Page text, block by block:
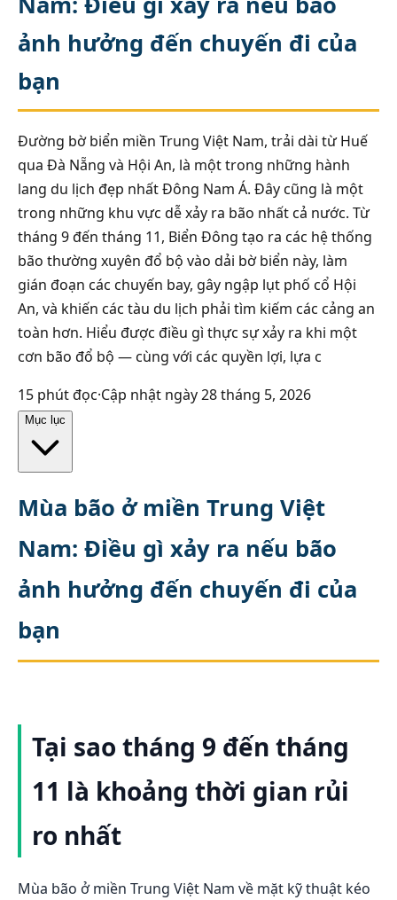
ảnh hưởng đến chuyến đi của
bạn
Đường bờ biển miền Trung Việt Nam, trải dài từ Huế
qua Đà Nẵng và Hội An, là một trong những hành
lang du lịch đẹp nhất Đông Nam Á. Đây cũng là một
trong những khu vực dễ xảy ra bão nhất cả nước. Từ
tháng 9 đến tháng 11, Biển Đông tạo ra các hệ thống
bão thường xuyên đổ bộ vào dải bờ biển này, làm
gián đoạn các chuyến bay, gây ngập lụt phố cổ Hội
An, và khiến các tàu du lịch phải tìm kiếm các cảng an
toàn hơn. Hiểu được điều gì thực sự xảy ra khi một
cơn bão đổ bộ — cùng với các quyền lợi, lựa c
15 phút đọc·Cập nhật ngày28 tháng 5, 2026
Mục lục
Mùa bão ở miền Trung Việt
Nam: Điều gì xảy ra nếu bão
ảnh hưởng đến chuyến đi của
bạn
Tại sao tháng 9 đến tháng
11 là khoảng thời gian rủi
ro nhất
Mùa bão ở miền Trung Việt Nam về mặt kỹ thuật kéo